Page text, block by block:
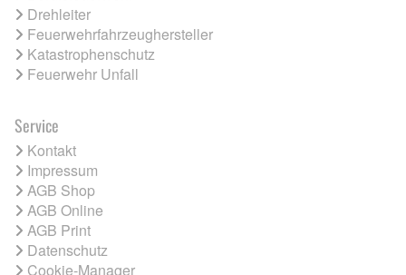
Drehleiter
Feuerwehrfahrzeughersteller
Katastrophenschutz
Feuerwehr Unfall
Service
Kontakt
Impressum
AGB Shop
AGB Online
AGB Print
Datenschutz
Cookie-Manager